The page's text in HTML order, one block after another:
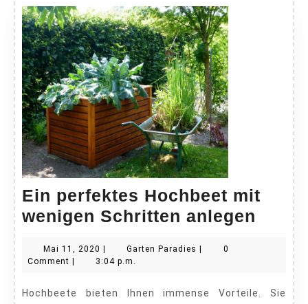
Ein perfektes Hochbeet mit
wenigen Schritten anlegen
Mai 11, 2020 Mai
11,
Garten Paradies Garten0
Comment
3:04 p.m.
Hochbeete bieten Ihnen immense Vorteile. Sie